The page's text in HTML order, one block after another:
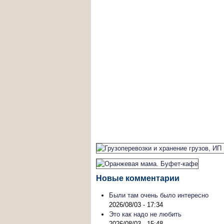
Новые комментарии
Были там очень было интересно
2026/08/03 - 17:34
Это как надо не любить